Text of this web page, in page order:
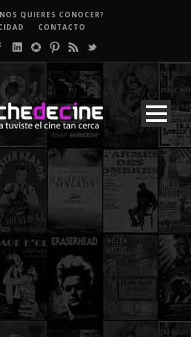
QUIERES CONOCER?
CONTACTO